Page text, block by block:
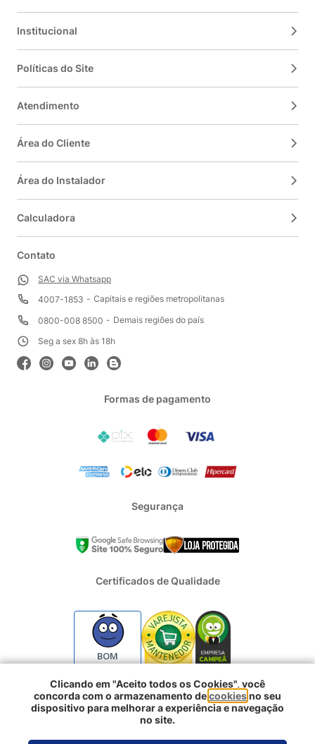
Institucional
Políticas do Site
Atendimento
Área do Cliente
Área do Instalador
Calculadora
Contato
SAC via Whatsapp
4007-1853
Capitais e regiões metropolitanas
0800-008 8500
Demais regiões do país
Seg a sex 8h às 18h
Formas de pagamento
Segurança
Certificados de Qualidade
BOM
2024 - Todos os direitos reservados | REFRIGERACAO DUFRIO
COMERCIO E IMPORTACAO S.A. | CNPJ : 01.754.239/0001-10 |
Porto Alegre RS - CEP: 90230-011
Clicando em "Aceito todos os Cookies", você
concorda com o armazenamento decookiesno seu
dispositivo para melhorar a experiência e navegação
no site.